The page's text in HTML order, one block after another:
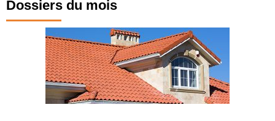
Dossiers du mois